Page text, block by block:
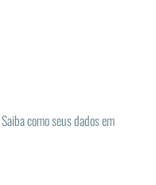
Saiba como seus dados em